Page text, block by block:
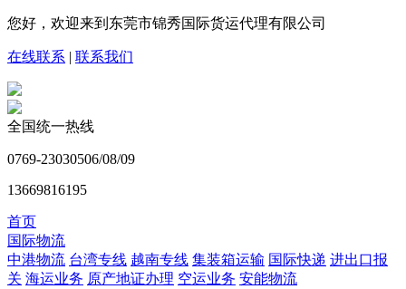
您好，欢迎来到东莞市锦秀国际货运代理有限公司
在线联系 | 联系我们
全国统一热线
0769-23030506/08/09
13669816195
首页
国际物流
中港物流 台湾专线 越南专线 集装箱运输 国际快递 进出口报
关 海运业务 原产地证办理 空运业务 安能物流